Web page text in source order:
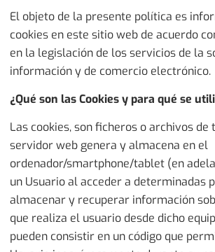
El objeto de la presente política es
cookies en este sitio web de acuerdo
en la legislación de los servicios de la
información y de comercio electrónico.
¿Qué son las Cookies y para qué se
Las cookies, son ficheros o archivos de
servidor web genera y almacena en el
ordenador/smartphone/tablet (en
un Usuario al acceder a determinadas
almacenar y recuperar información
que realiza el usuario desde dicho
pueden consistir en un código que